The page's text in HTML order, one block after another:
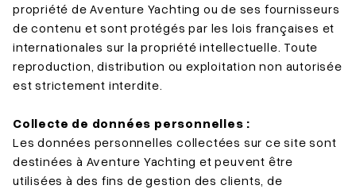
propriété de Aventure Yachting ou de ses fournisseurs
de contenu et sont protégés par les lois françaises et
internationales sur la propriété intellectuelle. Toute
reproduction, distribution ou exploitation non autorisée
est strictement interdite.
Collecte de données personnelles :
Les données personnelles collectées sur ce site sont
destinées à Aventure Yachting et peuvent être
utilisées à des fins de gestion des clients, de